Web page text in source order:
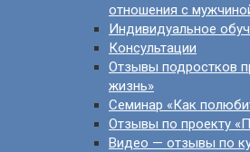
отношения с
Индивидуальное
Консультации
Отзывы подростков
жизнь»
Семинар «Как
Отзывы по проекту
Видео — отзывы по